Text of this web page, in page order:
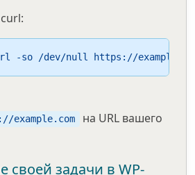
/dev/null https://example.com/
example.com
на URL вашего
своей задачи в WP-